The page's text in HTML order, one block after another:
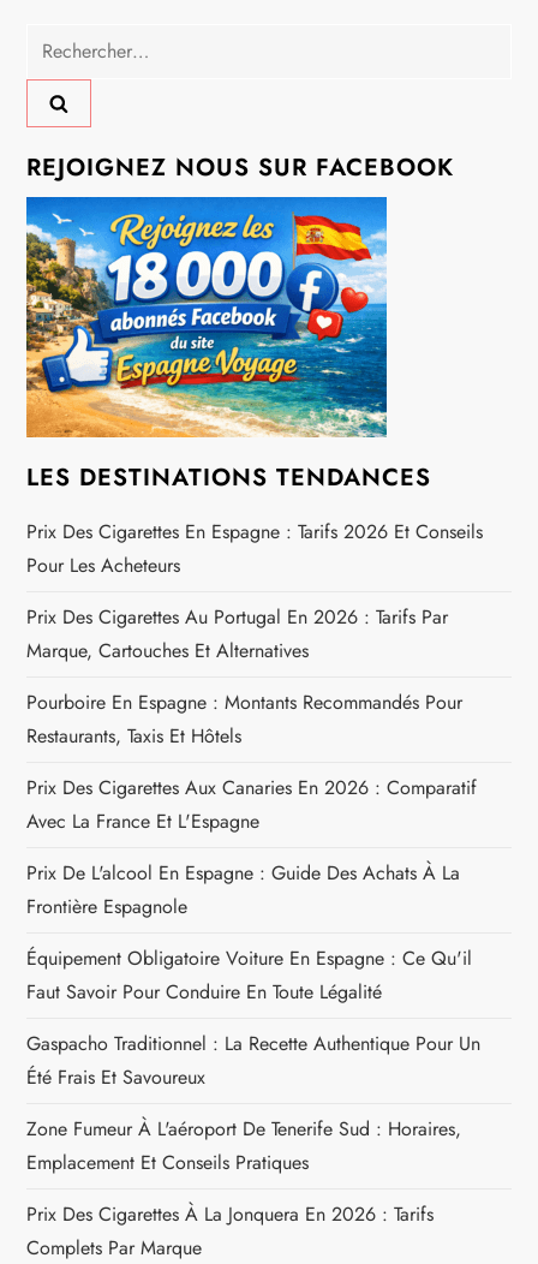
g
a
t
i
o
n
d
e
l
’
a
r
t
i
c
l
e
Rechercher :
REJOIGNEZ NOUS SUR FACEBOOK
LES DESTINATIONS TENDANCES
Prix Des Cigarettes En Espagne : Tarifs 2026 Et Conseils
Pour Les Acheteurs
Prix Des Cigarettes Au Portugal En 2026 : Tarifs Par
Marque, Cartouches Et Alternatives
Pourboire En Espagne : Montants Recommandés Pour
Restaurants, Taxis Et Hôtels
Prix Des Cigarettes Aux Canaries En 2026 : Comparatif
Avec La France Et L'Espagne
Prix De L'alcool En Espagne : Guide Des Achats À La
Frontière Espagnole
Équipement Obligatoire Voiture En Espagne : Ce Qu'il
Faut Savoir Pour Conduire En Toute Légalité
Gaspacho Traditionnel : La Recette Authentique Pour Un
Été Frais Et Savoureux
Zone Fumeur À L'aéroport De Tenerife Sud : Horaires,
Emplacement Et Conseils Pratiques
Prix Des Cigarettes À La Jonquera En 2026 : Tarifs
Complets Par Marque